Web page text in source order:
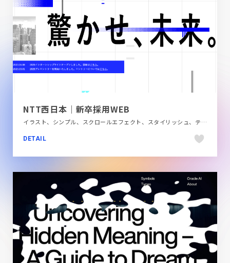
NTT西日本｜新卒採用WEB
イラスト、シンプル、スクロールエフェクト、スタイリッシュ、テクノロジー・サイエンス、ブルー系、ホワイト系、モーション多め、新卒・中途採用サイト
DETAIL